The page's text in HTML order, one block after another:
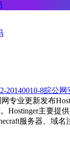
20140010-8皖公网
专业更新发布
Hostinger主要提供
服务器、域